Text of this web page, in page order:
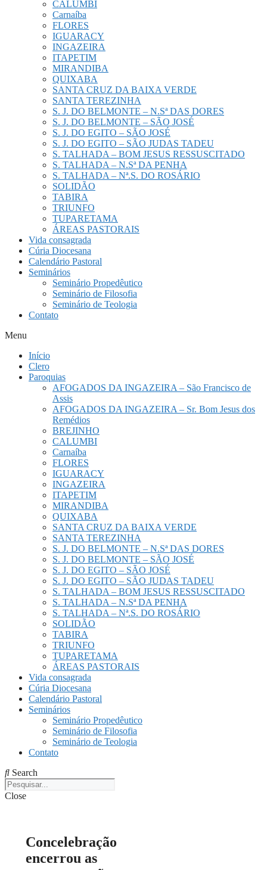
CALUMBI
Carnaíba
FLORES
IGUARACY
INGAZEIRA
ITAPETIM
MIRANDIBA
QUIXABA
SANTA CRUZ DA BAIXA VERDE
SANTA TEREZINHA
S. J. DO BELMONTE – N.Sª DAS DORES
S. J. DO BELMONTE – SÃO JOSÉ
S. J. DO EGITO – SÃO JOSÉ
S. J. DO EGITO – SÃO JUDAS TADEU
S. TALHADA – BOM JESUS RESSUSCITADO
S. TALHADA – N.Sª DA PENHA
S. TALHADA – Nª.S. DO ROSÁRIO
SOLIDÃO
TABIRA
TRIUNFO
TUPARETAMA
ÁREAS PASTORAIS
Vida consagrada
Cúria Diocesana
Calendário Pastoral
Seminários
Seminário Propedêutico
Seminário de Filosofia
Seminário de Teologia
Contato
Menu
Início
Clero
Paroquias
AFOGADOS DA INGAZEIRA – São Francisco de
Assis
AFOGADOS DA INGAZEIRA – Sr. Bom Jesus dos
Remédios
BREJINHO
CALUMBI
Carnaíba
FLORES
IGUARACY
INGAZEIRA
ITAPETIM
MIRANDIBA
QUIXABA
SANTA CRUZ DA BAIXA VERDE
SANTA TEREZINHA
S. J. DO BELMONTE – N.Sª DAS DORES
S. J. DO BELMONTE – SÃO JOSÉ
S. J. DO EGITO – SÃO JOSÉ
S. J. DO EGITO – SÃO JUDAS TADEU
S. TALHADA – BOM JESUS RESSUSCITADO
S. TALHADA – N.Sª DA PENHA
S. TALHADA – Nª.S. DO ROSÁRIO
SOLIDÃO
TABIRA
TRIUNFO
TUPARETAMA
ÁREAS PASTORAIS
Vida consagrada
Cúria Diocesana
Calendário Pastoral
Seminários
Seminário Propedêutico
Seminário de Filosofia
Seminário de Teologia
Contato
Search
Close
Concelebração
encerrou as